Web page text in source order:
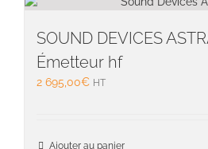
SOUND DEVICES
Émetteur hf
2 695,00€ HT
Ajouter au panier